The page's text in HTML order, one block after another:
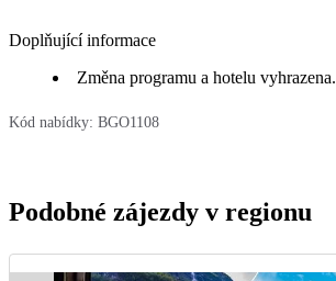
Doplňující informace
Změna programu a hotelu vyhrazena.
Kód nabídky: BGO1108
Podobné zájezdy v regionu